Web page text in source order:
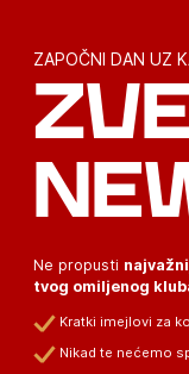
ZAPOČNI DAN UZ
Ne propusti
tvog omiljenog
Kratki imejlovi za
Nikad te nećemo